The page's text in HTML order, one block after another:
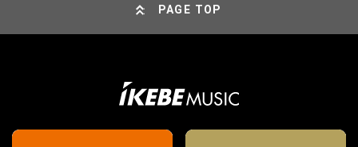
PAGE TOP